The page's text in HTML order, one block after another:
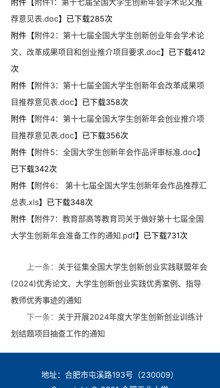
附件【附件1：第十七届全国大学生创新年会学术论文推
荐意见表.doc】已下载285次
附件【附件2：第十七届全国大学生创新创业年会学术论
文、改革成果项目和创业推介项目要求.doc】已下载412
次
附件【附件3：第十七届全国大学生创新年会改革成果项
目推荐意见表.doc】已下载358次
附件【附件4：第十七届全国大学生创新年会创业推介项
目推荐意见表.doc】已下载356次
附件【附件5：全国大学生创新年会作品评审标准.doc】
已下载342次
附件【附件6： 第十七届全国大学生创新年会作品推荐汇
总表.xls】已下载348次
附件【附件7：教育部高等教育司关于做好第十七届全国
大学生创新年会准备工作的通知.pdf】已下载731次
上一条： 关于征集全国大学生创新创业实践联盟年会
(2024)优秀论文、大学生创新创业实践优秀案例、指导
教师优秀事迹的通知
下一条： 关于开展2024年度大学生创新创业训练计
划结题项目抽查工作的通知
地址：合肥市屯溪路193号（230009）